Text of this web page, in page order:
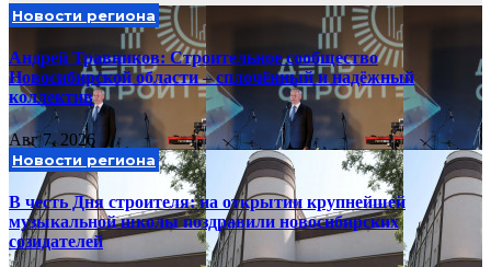
Новости региона
Андрей Травников: Строительное сообщество
Новосибирской области – сплочённый и надёжный
коллектив
Авг 7, 2026
Новости региона
В честь Дня строителя: на открытии крупнейшей
музыкальной школы поздравили новосибирских
созидателей